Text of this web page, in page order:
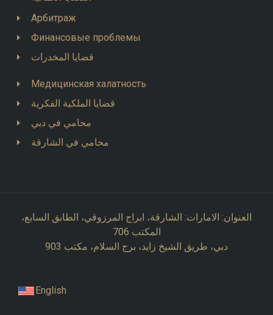
Арбитраж
Финансовые проблемы
قضايا المخدرات
Медицинская халатность
قضايا الملكية الفكرية
محامي في دبي
محامي في الشارقة
العنوان: الامارات: الشارقة، ابراج المرزوقي، الطابق السابع،
المكتب 706
دبي، طريق الشيخ زايد، برج السلام، مكتب 903
English